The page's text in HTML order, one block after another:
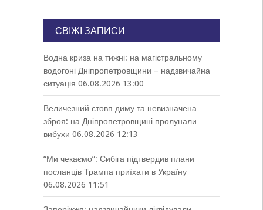
СВІЖІ ЗАПИСИ
Водна криза на тижні: на магістральному
водогоні Дніпропетровщини – надзвичайна
ситуація 06.08.2026 13:00
Величезний стовп диму та невизначена
зброя: на Дніпропетровщині пролунали
вибухи 06.08.2026 12:13
“Ми чекаємо”: Сибіга підтвердив плани
посланців Трампа приїхати в Україну
06.08.2026 11:51